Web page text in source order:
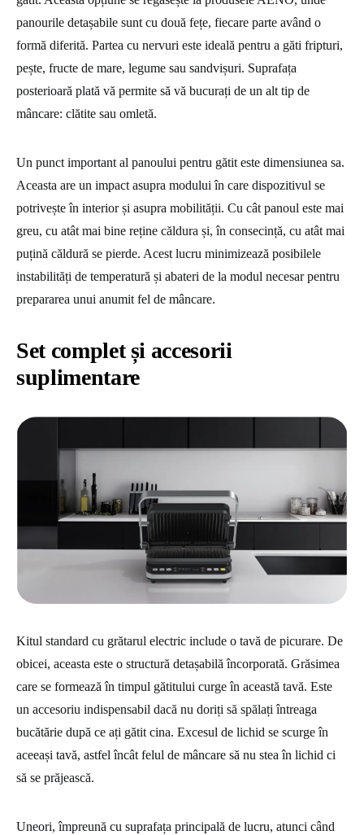
panourile detașabile sunt cu două fețe, fiecare parte având o
formă diferită. Partea cu nervuri este ideală pentru a găti fripturi,
pește, fructe de mare, legume sau sandvișuri. Suprafața
posterioară plată vă permite să vă bucurați de un alt tip de
mâncare: clătite sau omletă.
Un punct important al panoului pentru gătit este dimensiunea sa.
Aceasta are un impact asupra modului în care dispozitivul se
potrivește în interior și asupra mobilității. Cu cât panoul este mai
greu, cu atât mai bine reține căldura și, în consecință, cu atât mai
puțină căldură se pierde. Acest lucru minimizează posibilele
instabilități de temperatură și abateri de la modul necesar pentru
prepararea unui anumit fel de mâncare.
Set complet și accesorii
suplimentare
Kitul standard cu grătarul electric include o tavă de picurare. De
obicei, aceasta este o structură detașabilă încorporată. Grăsimea
care se formează în timpul gătitului curge în această tavă. Este
un accesoriu indispensabil dacă nu doriți să spălați întreaga
bucătărie după ce ați gătit cina. Excesul de lichid se scurge în
aceeași tavă, astfel încât felul de mâncare să nu stea în lichid ci
să se prăjească.
Uneori, împreună cu suprafața principală de lucru, atunci când